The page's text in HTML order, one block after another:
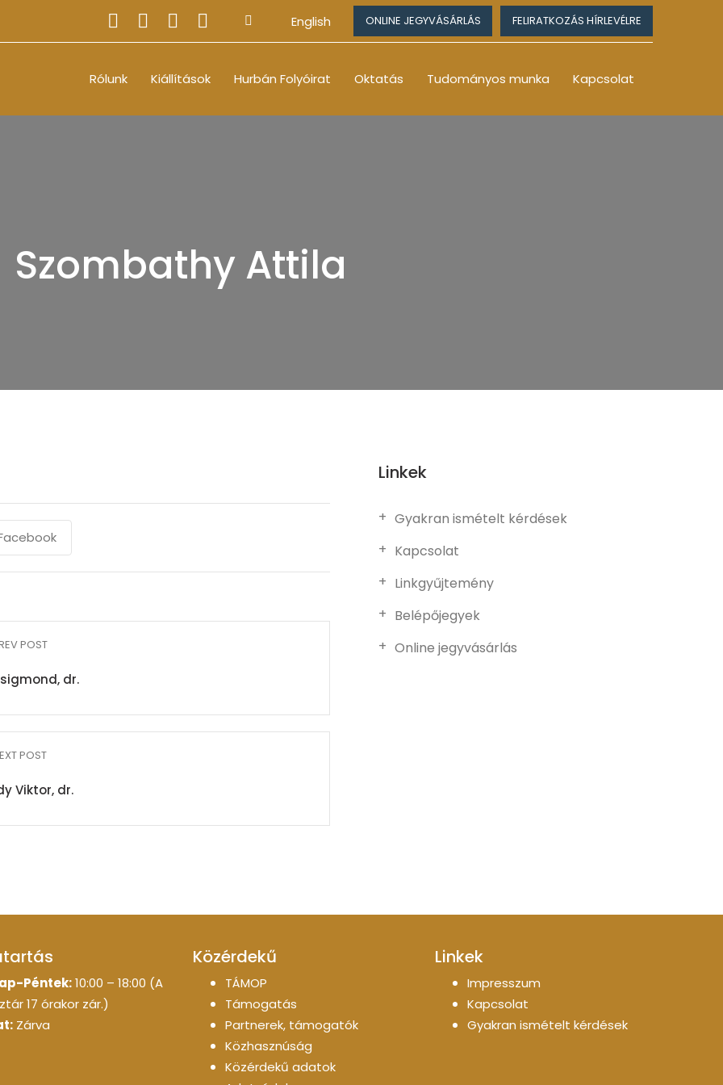
English ONLINE JEGYVÁSÁRLÁS FELIRATKOZÁS HÍRLEVÉLRE
Rólunk Kiállítások Hurbán Folyóirat Oktatás Tudományos munka Kapcsolat
Szombathy Attila
POST
dr.
POST
Viktor, dr.
Linkek
Gyakran ismételt kérdések
Kapcsolat
Linkgyűjtemény
Belépőjegyek
Online jegyvásárlás
Péntek:10:00 – 18:00 (A
17 órakor zár.)
Zárva
Közérdekű
TÁMOP
Támogatás
Partnerek, támogatók
Közhasznúság
Közérdekű adatok
Linkek
Impresszum
Kapcsolat
Gyakran ismételt kérdések